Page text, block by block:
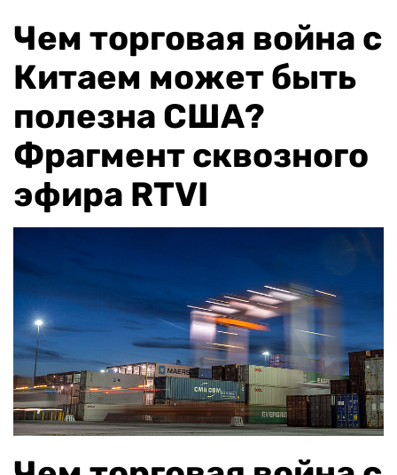
Чем торговая война с
Китаем может быть
полезна США?
Фрагмент сквозного
эфира RTVI